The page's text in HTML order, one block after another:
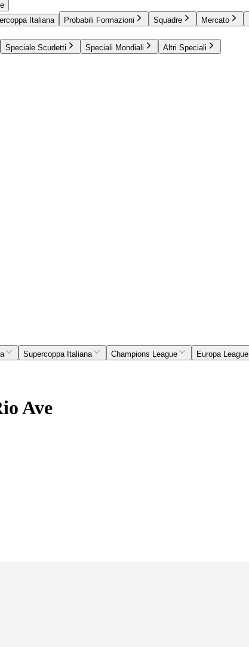
Italiana Probabili Formazioni Squadre Mercato
Speciale Scudetti Speciali Mondiali Altri Speciali
Supercoppa Italiana Champions League Europa League
Ave